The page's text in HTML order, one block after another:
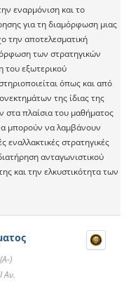
εναρμόνιση και το
για τη διαμόρφωση μιας
την αποτελεσματική
των στρατηγικών
του εξωτερικού
όπως και από
της ίδιας της
στα πλαίσια του μαθήματος
μπορούν να λαμβάνουν
εναλλακτικές στρατηγικές
ανταγωνιστικού
και την ελκυστικότητα των
(A-)
Αν.